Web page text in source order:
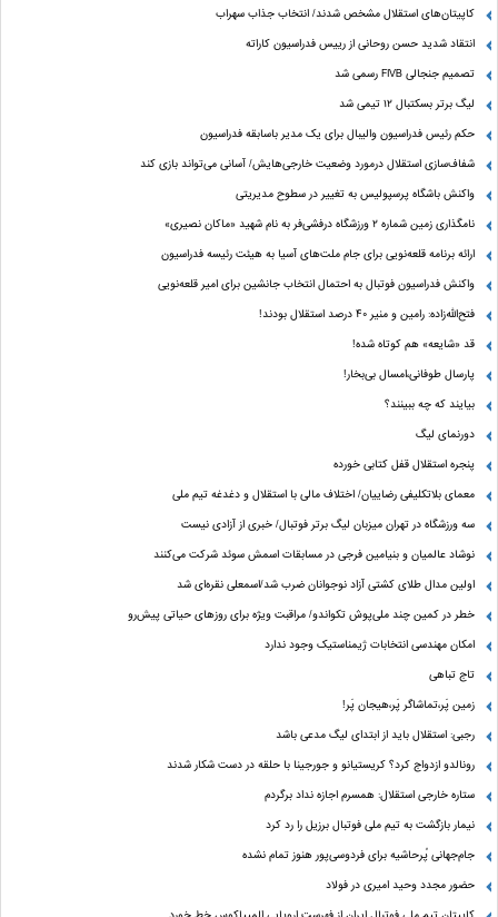
کاپیتان‌های استقلال مشخص شدند/ انتخاب جذاب سهراب
انتقاد شدید حسن روحانی از رییس فدراسیون کاراته
تصمیم جنجالی FIVB رسمی شد
لیگ برتر بسکتبال ۱۲ تیمی شد
حکم رئیس فدراسیون والیبال برای یک مدیر باسابقه فدراسیون
شفاف‌سازی استقلال درمورد وضعیت خارجی‌هایش/ آسانی می‌تواند بازی کند
واکنش باشگاه پرسپولیس به تغییر در سطوح مدیریتی
نامگذاری زمین شماره ۲ ورزشگاه درفشی‌فر به نام شهید «ماکان نصیری»
ارائه برنامه‌ قلعه‌نویی برای جام ملت‌های آسیا به هیئت رئیسه فدراسیون
واکنش فدراسیون فوتبال به احتمال انتخاب جانشین برای امیر قلعه‌نویی
فتح‌الله‌زاده: رامین و منیر 40 درصد استقلال بودند!
قد «شایعه» هم کوتاه شده!
پارسال طوفانی،امسال بی‌بخار!
بیایند که چه ببینند؟
دورنمای لیگ
پنجره‌ استقلال قفل کتابی خورده
معمای بلاتکلیفی رضاییان/ اختلاف مالی با استقلال و دغدغه تیم ملی
سه ورزشگاه در تهران میزبان لیگ برتر فوتبال/ خبری از آزادی نیست
نوشاد عالمیان و بنیامین فرجی در مسابقات اسمش سوئد شرکت می‌کنند
اولین مدال طلای کشتی آزاد نوجوانان ضرب شد/اسمعلی نقره‌ای شد
خطر در کمین چند ملی‌پوش تکواندو/ مراقبت ویژه برای روزهای حیاتی پیش‌رو
امکان مهندسی انتخابات ژیمناستیک وجود ندارد
تاج تباهی
زمین پَر،تماشاگر پَر،هیجان پَر!
رجبی: استقلال باید از ابتدای لیگ مدعی باشد
رونالدو ازدواج کرد؟ کریستیانو و جورجینا با حلقه در دست شکار شدند
ستاره خارجی استقلال: همسرم اجازه نداد برگردم
نیمار بازگشت به تیم ملی فوتبال برزیل را رد کرد
جام‌جهانی پُرحاشیه برای فردوسی‌پور هنوز تمام نشده
حضور مجدد وحید امیری در فولاد